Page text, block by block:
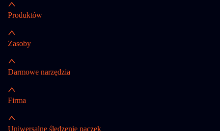
Produktów
Zasoby
Darmowe narzędzia
Firma
Uniwersalne śledzenie paczek